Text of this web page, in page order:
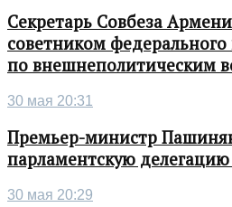
Секретарь Совбеза
советником
по внешнеполитическим
30 мая 20:31
Премьер-министр
парламентскую
30 мая 20:29